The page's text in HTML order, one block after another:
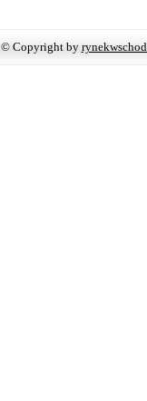
© Copyright by